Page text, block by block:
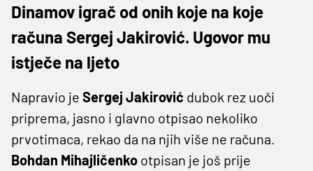
Dinamov igrač od onih koje na koje
računa Sergej Jakirović. Ugovor mu
istječe na ljeto
Napravio je Sergej Jakirović dubok rez uoči
priprema, jasno i glavno otpisao nekoliko
prvotimaca, rekao da na njih više ne računa.
Bohdan Mihajličenko otpisan je još prije